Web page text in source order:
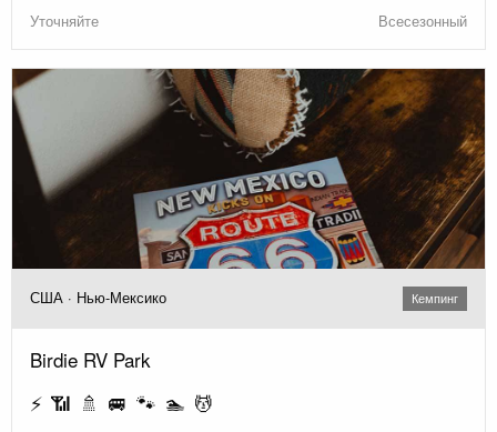
Уточняйте Всесезонный
США · Нью-Мексико Кемпинг
Birdie RV Park
⚡ 📶 🚿 🚐 🐾 🏊 💆